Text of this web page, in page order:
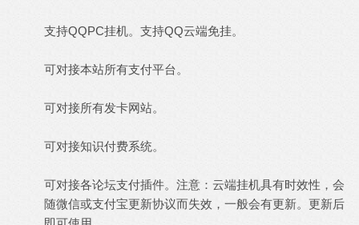
支持QQPC挂机。支持QQ云端免挂。
可对接本站所有支付平台。
可对接所有发卡网站。
可对接知识付费系统。
可对接各论坛支付插件。注意：云端挂机具有时效性，会
随微信或支付宝更新协议而失效，一般会有更新。更新后